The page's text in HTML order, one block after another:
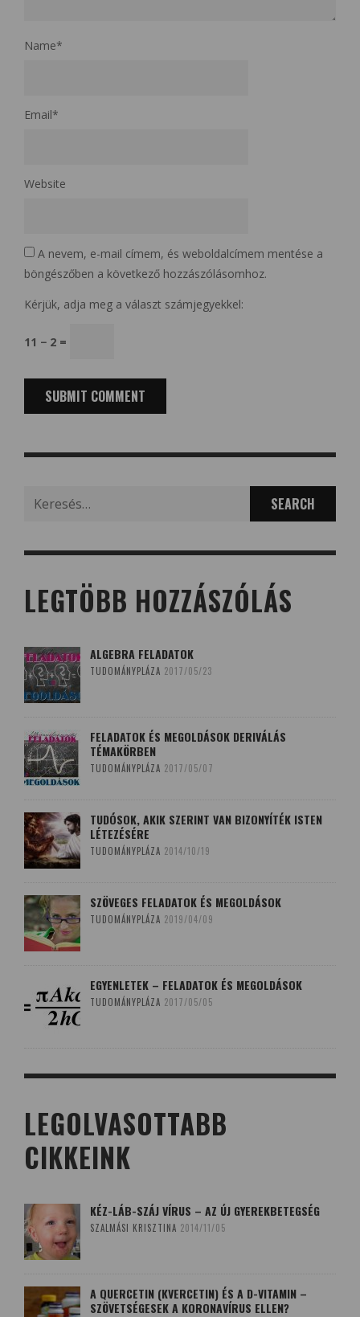
Name*
Email*
Website
A nevem, e-mail címem, és weboldalcímem mentése a
böngészőben a következő hozzászólásomhoz.
Kérjük, adja meg a választ számjegyekkel:
11 − 2 =
for:
LEGTÖBB HOZZÁSZÓLÁS
ALGEBRA FELADATOK
TUDOMÁNYPLÁZA 2017/05/23
FELADATOK ÉS MEGOLDÁSOK DERIVÁLÁS
TÉMAKÖRBEN
TUDOMÁNYPLÁZA 2017/05/07
TUDÓSOK, AKIK SZERINT VAN BIZONYÍTÉK ISTEN
LÉTEZÉSÉRE
TUDOMÁNYPLÁZA 2014/10/19
SZÖVEGES FELADATOK ÉS MEGOLDÁSOK
TUDOMÁNYPLÁZA 2019/04/09
EGYENLETEK – FELADATOK ÉS MEGOLDÁSOK
TUDOMÁNYPLÁZA 2017/05/05
LEGOLVASOTTABB
CIKKEINK
KÉZ-LÁB-SZÁJ VÍRUS – AZ ÚJ GYEREKBETEGSÉG
SZALMÁSI KRISZTINA 2014/11/05
A QUERCETIN (KVERCETIN) ÉS A D-VITAMIN –
SZÖVETSÉGESEK A KORONAVÍRUS ELLEN?